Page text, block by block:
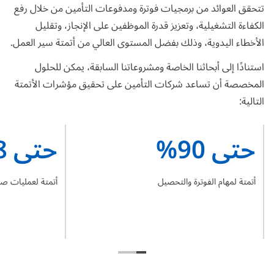
تتحقق العوائد من برمجيات فوترة ومدفوعات التأمين من خلال رفع
الكفاءة التشغيلية، وتعزيز قدرة الموظفين على الإنجاز، وتقليل
الأخطاء اليدوية، وذلك بفضل المستوى العالي من أتمتة سير العمل.
استنادًا إلى أبحاثنا الخاصة ومشروعاتنا السابقة، يمكن للحلول
المخصصة أن تساعد شركات التأمين على تحقيق مؤشرات الأتمتة
التالية:
حتى 90%
أتمتة لمهام الفوترة والتحصيل
حتى 98%
أتمتة لعمليات